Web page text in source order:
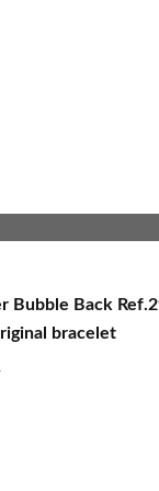
Bubble Back
bracelet